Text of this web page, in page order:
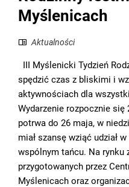
Myślenicach
Aktualności
III Myślenicki Tydzień
spędzić czas z bliskimi i
aktywnościach dla
Wydarzenie rozpocznie się
potrwa do 26 maja, w
miał szansę wziąć udział
wspólnym tańcu. Na rynku
przygotowanych przez
Myślenicach oraz